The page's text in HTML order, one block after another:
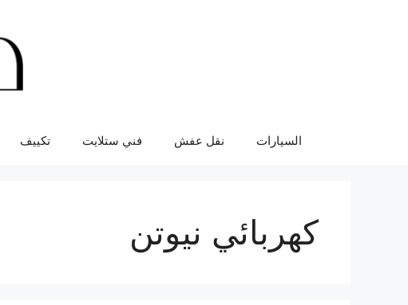
السيارات نقل عفش فني ستلايت تكييف
كهربائي نيوتن